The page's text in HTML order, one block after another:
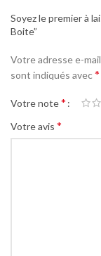
Soyez le premier à
Boite”
Votre adresse e-
sont indiqués avec*
Votre note*
Votre avis *